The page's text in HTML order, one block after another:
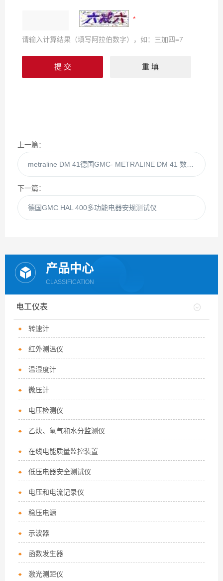
请输入计算结果（填写阿拉伯数字），如：三加四=7
上一篇：
下一篇：
德国GMC HAL 400多功能电器安规测试仪
产品中心
CLASSIFICATION
电工仪表
转速计
红外测温仪
温湿度计
微压计
电压检测仪
乙炔、氢气和水分监测仪
在线电能质量监控装置
低压电器安全测试仪
电压和电流记录仪
稳压电源
示波器
函数发生器
激光测距仪